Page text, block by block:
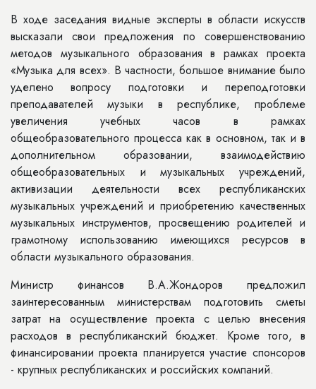
В ходе заседания видные эксперты в области искусств
высказали свои предложения по совершенствованию
методов музыкального образования в рамках проекта
«Музыка для всех». В частности, большое внимание было
уделено вопросу подготовки и переподготовки
преподавателей музыки в республике, проблеме
увеличения учебных часов в рамках
общеобразовательного процесса как в основном, так и в
дополнительном образовании, взаимодействию
общеобразовательных и музыкальных учреждений,
активизации деятельности всех республиканских
музыкальных учреждений и приобретению качественных
музыкальных инструментов, просвещению родителей и
грамотному использованию имеющихся ресурсов в
области музыкального образования.
Министр финансов В.А.Жондоров предложил
заинтересованным министерствам подготовить сметы
затрат на осуществление проекта с целью внесения
расходов в республиканский бюджет. Кроме того, в
финансировании проекта планируется участие спонсоров
- крупных республиканских и российских компаний.